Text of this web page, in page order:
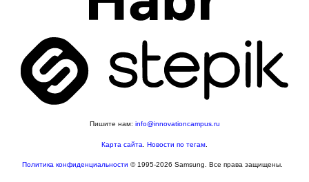
Пишите нам: info@innovationcampus.ru
Карта сайта Новости по тегам
Политика конфиденциальности © 1995-2026 Samsung. Все права защищены.